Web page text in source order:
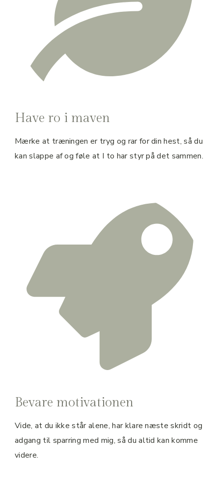
Have ro i maven
Mærke at træningen er tryg og rar for din hest, så du
kan slappe af og føle at I to har styr på det sammen.
Bevare motivationen
Vide, at du ikke står alene, har klare næste skridt og
adgang til sparring med mig, så du altid kan komme
videre.